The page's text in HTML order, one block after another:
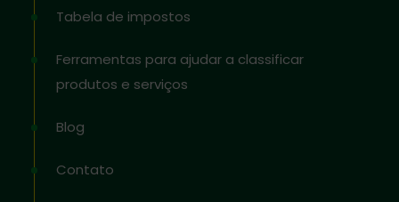
Tabela de impostos
Ferramentas para ajudar a classificar
produtos e serviços
Blog
Contato